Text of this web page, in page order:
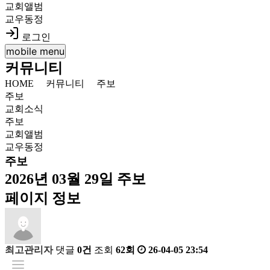
교회앨범
교우동정
로그인
mobile menu
커뮤니티
HOME 커뮤니티
주보
주보
교회소식
주보
교회앨범
교우동정
주보
2026년 03월 29일 주보
페이지 정보
최고관리자 댓글 0건 조회 62회 26-04-05 23:54